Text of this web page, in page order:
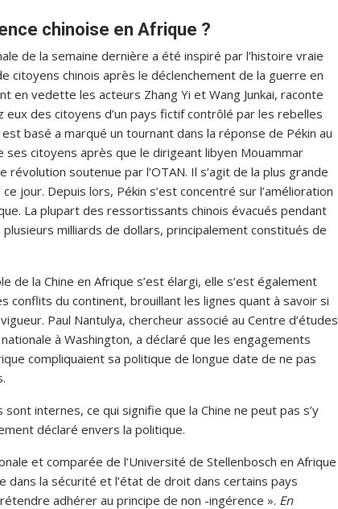
chinoise en Afrique ?
de la semaine dernière a été inspiré par l’histoire vraie
citoyens chinois après le déclenchement de la guerre en
en vedette les acteurs Zhang Yi et Wang Junkai, raconte
des citoyens d’un pays fictif contrôlé par les rebelles
basé a marqué un tournant dans la réponse de Pékin au
ses citoyens après que le dirigeant libyen Mouammar
soutenue par l’OTAN. Il s’agit de la plus grande
jour. Depuis lors, Pékin s’est concentré sur l’amélioration
La plupart des ressortissants chinois évacués pendant
milliards de dollars, principalement constitués de
la Chine en Afrique s’est élargi, elle s’est également
du continent, brouillant les lignes quant à savoir si
Paul Nantulya, chercheur associé au Centre d’études
à Washington, a déclaré que les engagements
compliquaient sa politique de longue date de ne pas
internes, ce qui signifie que la Chine ne peut pas s’y
déclaré envers la politique.
et comparée de l’Université de Stellenbosch en Afrique
dans la sécurité et l’état de droit dans certains pays
adhérer au principe de non -ingérence ». En